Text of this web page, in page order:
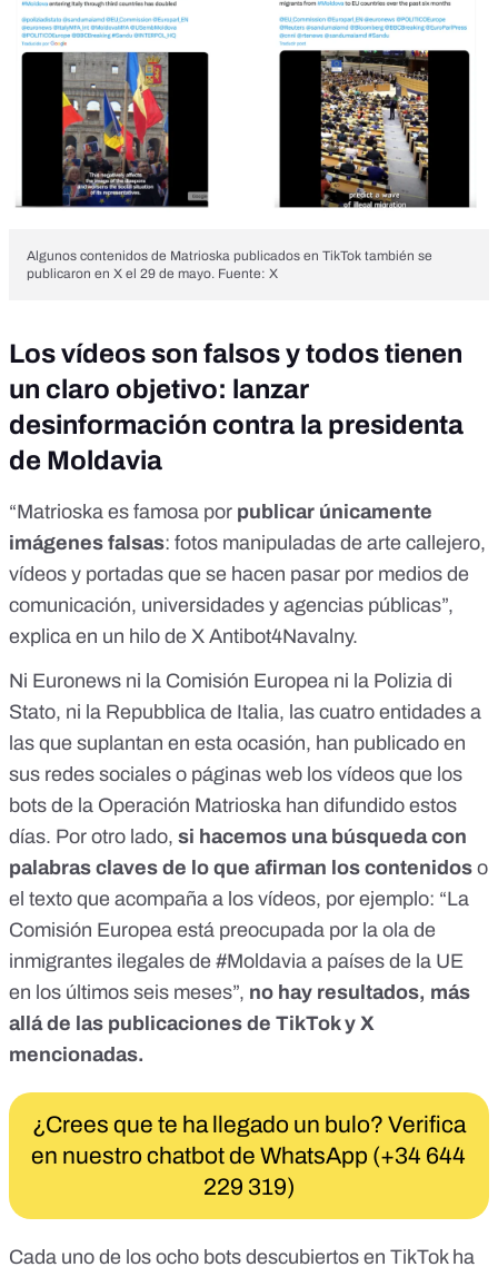
Algunos contenidos de Matrioska publicados en TikTok también se
publicaron en X el 29 de mayo. Fuente: X
Los vídeos son falsos y todos tienen
un claro objetivo: lanzar
desinformación contra la presidenta
de Moldavia
“Matrioska es famosa por publicar únicamente
imágenes falsas: fotos manipuladas de arte callejero,
vídeos y portadas que se hacen pasar por medios de
comunicación, universidades y agencias públicas”,
explica en un hilo de X Antibot4Navalny.
Ni Euronews ni la Comisión Europea ni la Polizia di
Stato, ni la Repubblica de Italia, las cuatro entidades a
las que suplantan en esta ocasión, han publicado en
sus redes sociales o páginas web los vídeos que los
bots de la Operación Matrioska han difundido estos
días. Por otro lado, si hacemos una búsqueda con
palabras claves de lo que afirman los contenidos o
el texto que acompaña a los vídeos, por ejemplo: “La
Comisión Europea está preocupada por la ola de
inmigrantes ilegales de #Moldavia a países de la UE
en los últimos seis meses”, no hay resultados, más
allá de las publicaciones de TikTok y X
mencionadas.
¿Crees que te ha llegado un bulo? Verifica
en nuestro chatbot de WhatsApp (+34 644
229 319)
Cada uno de los ocho bots descubiertos en TikTok ha